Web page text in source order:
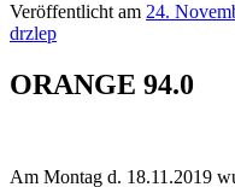
Veröffentlicht am 24.
drzlep
ORANGE 94.0
Am Montag d. 18.11.2019